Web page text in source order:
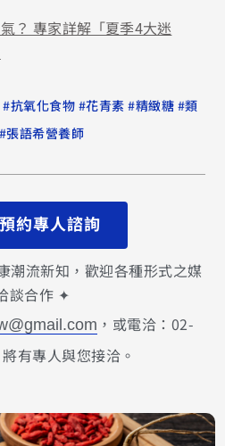
？ 專家詳解「夏季4大迷
#抗氧化食物 #花青素 #精緻糖 #類
#張語希營養師
約專人諮詢
潮流新知，歡迎各種形式之媒
談合作 ✦
，或電洽：02-
有專人與您接洽。